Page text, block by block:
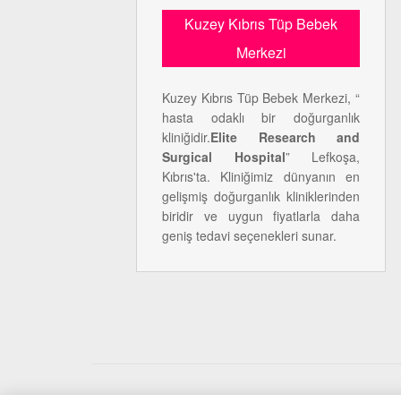
Kuzey Kıbrıs Tüp Bebek
Merkezi
Kuzey Kıbrıs Tüp Bebek Merkezi, “
hasta odaklı bir doğurganlık
kliniğidir.Elite Research and
Surgical Hospital” Lefkoşa,
Kıbrıs'ta. Kliniğimiz dünyanın en
gelişmiş doğurganlık kliniklerinden
biridir ve uygun fiyatlarla daha
geniş tedavi seçenekleri sunar.